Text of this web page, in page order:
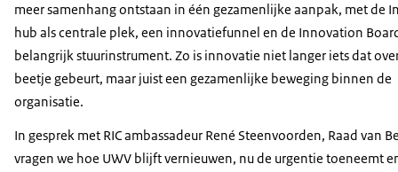
meer samenhang ontstaan in één gezamenlijke aanpak, met de
hub als centrale plek, een innovatiefunnel en de Innovation
belangrijk stuurinstrument. Zo is innovatie niet langer iets dat
beetje gebeurt, maar juist een gezamenlijke beweging binnen de
organisatie.
In gesprek met RIC ambassadeur René Steenvoorden, Raad van
vragen we hoe UWV blijft vernieuwen, nu de urgentie toeneemt